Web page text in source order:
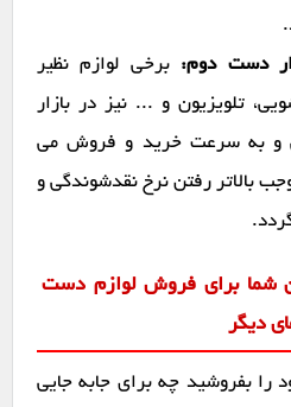
دست دوم: برخی لوازم نظیر
تلویزیون و ... نیز در بازار
و به سرعت خرید و فروش می
بالاتر رفتن نرخ نقدشوندگی و
شما برای فروش لوازم دست
دیگر
را بفروشید چه برای جابه جایی